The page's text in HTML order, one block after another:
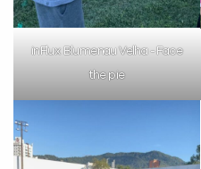
inFlux Blumenau Velha - Face
the pie
VOLTAR